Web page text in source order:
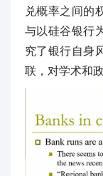
兑概率之间的
与以硅谷银行
究了银行自身
联，对学术和